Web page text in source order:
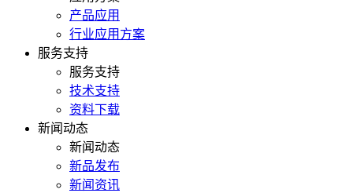
产品应用
行业应用方案
服务支持
服务支持
技术支持
资料下载
新闻动态
新闻动态
新品发布
新闻资讯